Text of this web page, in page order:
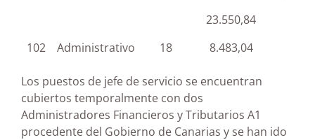
23.550,84
102
Administrativo 18 8.483,04
Los puestos de jefe de servicio se encuentran
cubiertos temporalmente con dos
Administradores Financieros y Tributarios A1
procedente del Gobierno de Canarias y se han ido